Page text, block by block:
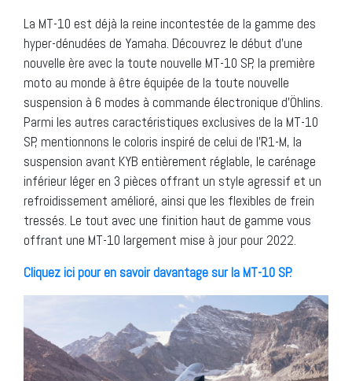
La MT-10 est déjà la reine incontestée de la gamme des
hyper-dénudées de Yamaha. Découvrez le début d’une
nouvelle ère avec la toute nouvelle MT-10 SP, la première
moto au monde à être équipée de la toute nouvelle
suspension à 6 modes à commande électronique d’Öhlins.
Parmi les autres caractéristiques exclusives de la MT-10
SP, mentionnons le coloris inspiré de celui de l’R1-M, la
suspension avant KYB entièrement réglable, le carénage
inférieur léger en 3 pièces offrant un style agressif et un
refroidissement amélioré, ainsi que les flexibles de frein
tressés. Le tout avec une finition haut de gamme vous
offrant une MT-10 largement mise à jour pour 2022.
Cliquez ici pour en savoir davantage sur la MT-10 SP.